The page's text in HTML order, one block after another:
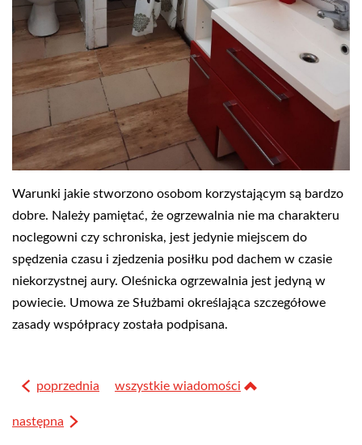
Warunki jakie stworzono osobom korzystającym są bardzo
dobre. Należy pamiętać, że ogrzewalnia nie ma charakteru
noclegowni czy schroniska, jest jedynie miejscem do
spędzenia czasu i zjedzenia posiłku pod dachem w czasie
niekorzystnej aury. Oleśnicka ogrzewalnia jest jedyną w
powiecie. Umowa ze Służbami określająca szczegółowe
zasady współpracy została podpisana.
poprzednia wszystkie wiadomości
następna